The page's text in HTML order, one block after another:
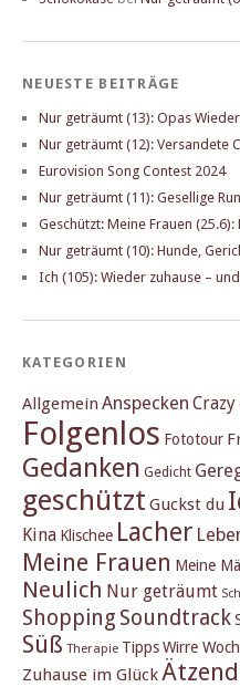
NEUESTE BEITRÄGE
Nur geträumt (13): Opas
Nur geträumt (12): Versandete
Eurovision Song Contest 2024
Nur geträumt (11): Gesellige
Geschützt: Meine Frauen
Nur geträumt (10): Hunde,
Ich (105): Wieder zuhause –
KATEGORIEN
Allgemein Anspecken Crazy
Folgenlos Fototour
Gedanken Gedicht
geschützt Guckst du
Kina Klischee Lacher
Meine Frauen Meine
Neulich Nur geträumt
Shopping Soundtrack
Süß Therapie TippsWirre
Zuhause im Glück